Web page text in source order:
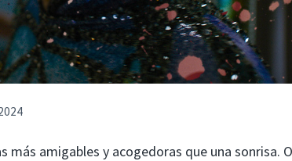
más amigables y acogedoras que una sonrisa.